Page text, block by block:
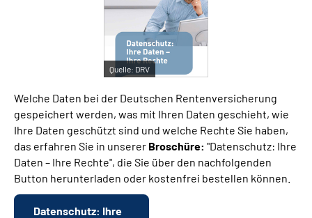
Inhalte in Gebärdensprache (DGS)
Leichte Sprache
Mein Kundenportal
Quelle: DRV
Welche Daten bei der Deutschen Rentenversicherung
gespeichert werden, was mit Ihren Daten geschieht, wie
Ihre Daten geschützt sind und welche Rechte Sie haben,
das erfahren Sie in unserer Broschüre: "Datenschutz: Ihre
Daten – Ihre Rechte", die Sie über den nachfolgenden
Button herunterladen oder kostenfrei bestellen können.
Datenschutz: Ihre